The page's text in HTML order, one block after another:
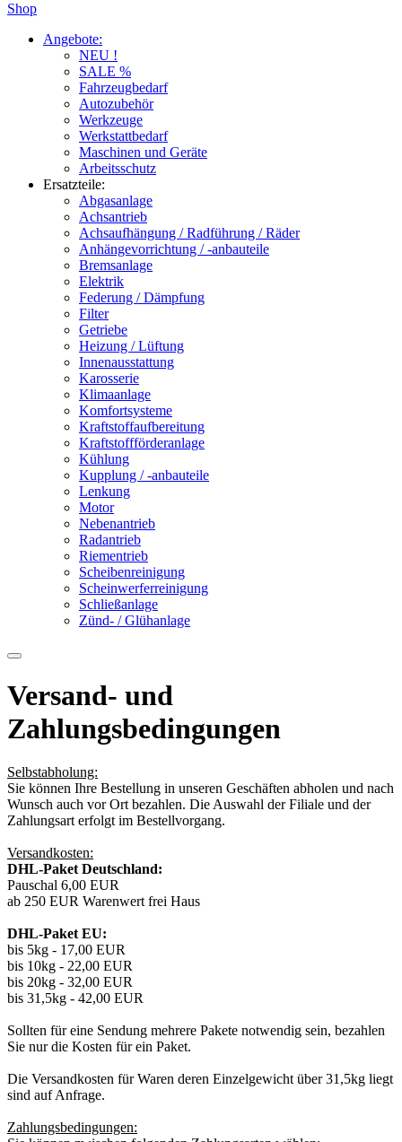
Shop
Angebote:
NEU !
SALE %
Fahrzeugbedarf
Autozubehör
Werkzeuge
Werkstattbedarf
Maschinen und Geräte
Arbeitsschutz
Ersatzteile:
Abgasanlage
Achsantrieb
Achsaufhängung / Radführung / Räder
Anhängevorrichtung / -anbauteile
Bremsanlage
Elektrik
Federung / Dämpfung
Filter
Getriebe
Heizung / Lüftung
Innenausstattung
Karosserie
Klimaanlage
Komfortsysteme
Kraftstoffaufbereitung
Kraftstoffförderanlage
Kühlung
Kupplung / -anbauteile
Lenkung
Motor
Nebenantrieb
Radantrieb
Riementrieb
Scheibenreinigung
Scheinwerferreinigung
Schließanlage
Zünd- / Glühanlage
Versand- und
Zahlungsbedingungen
Selbstabholung:
Sie können Ihre Bestellung in unseren Geschäften abholen und nach
Wunsch auch vor Ort bezahlen. Die Auswahl der Filiale und der
Zahlungsart erfolgt im Bestellvorgang.
Versandkosten:
DHL-Paket Deutschland:
Pauschal 6,00 EUR
ab 250 EUR Warenwert frei Haus
DHL-Paket EU:
bis 5kg - 17,00 EUR
bis 10kg - 22,00 EUR
bis 20kg - 32,00 EUR
bis 31,5kg - 42,00 EUR
Sollten für eine Sendung mehrere Pakete notwendig sein, bezahlen
Sie nur die Kosten für ein Paket.
Die Versandkosten für Waren deren Einzelgewicht über 31,5kg liegt
sind auf Anfrage.
Zahlungsbedingungen: